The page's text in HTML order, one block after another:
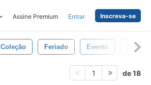
Assine Premium Entrar Inscreva-se
Coleção Feriado Evento
1 de 18